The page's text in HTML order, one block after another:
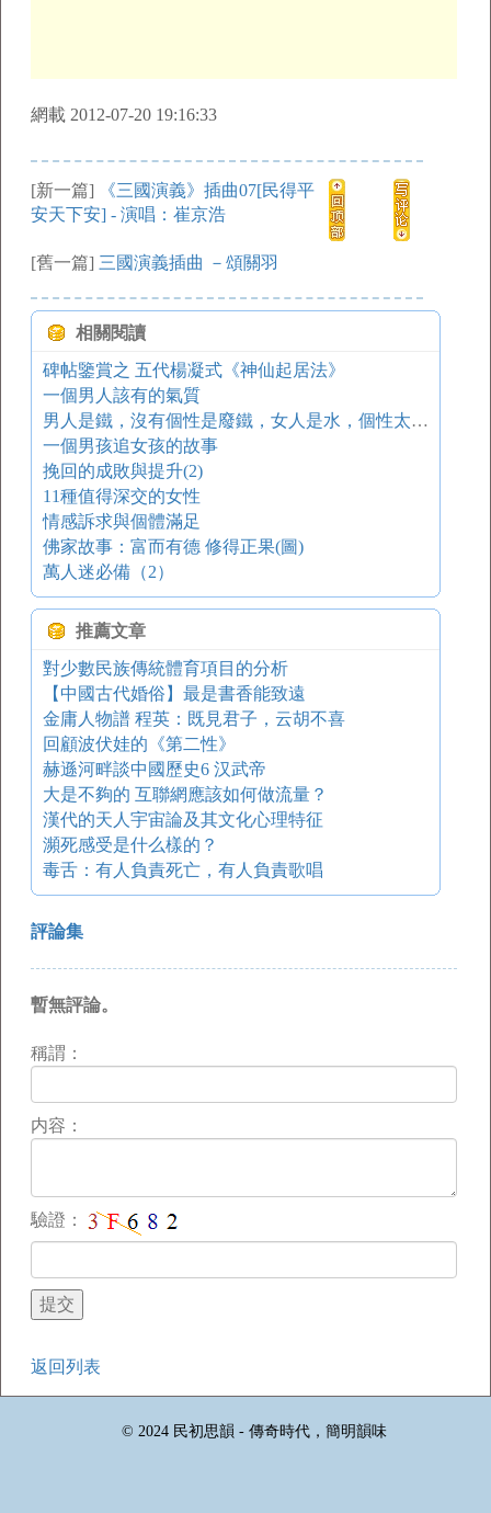
網載 2012-07-20 19:16:33
[新一篇]
《三國演義》插曲07[民得平
安天下安] - 演唱：崔京浩
[舊一篇] 三國演義插曲 －頌關羽
相關閱讀
碑帖鑒賞之 五代楊凝式《神仙起居法》
一個男人該有的氣質
男人是鐵，沒有個性是廢鐵，女人是水，個性太強是禍水
一個男孩追女孩的故事
挽回的成敗與提升(2)
11種值得深交的女性
情感訴求與個體滿足
佛家故事：富而有德 修得正果(圖)
萬人迷必備（2）
推薦文章
對少數民族傳統體育項目的分析
【中國古代婚俗】最是書香能致遠
金庸人物譜 程英：既見君子，云胡不喜
回顧波伏娃的《第二性》
赫遜河畔談中國歷史6 汉武帝
大是不夠的 互聯網應該如何做流量？
漢代的天人宇宙論及其文化心理特征
瀕死感受是什么樣的？
毒舌：有人負責死亡，有人負責歌唱
評論集
暫無評論。
稱謂：
内容：
驗證：
返回列表
© 2024 民初思韻 - 傳奇時代，簡明韻味